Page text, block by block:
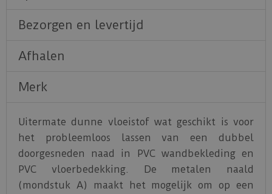
Bezorgen en levertijd
Afhalen
Merk
Uitermate dunne vloeistof wat geschikt is voor
het probleemloos lassen van een dubbel
doorgesneden naad in PVC wandbekleding en
PVC vloerbedekking. De metalen naald
(mondstuk A) maakt het mogelijk om op een